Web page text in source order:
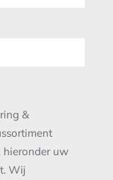
&
hieronder uw
Wij